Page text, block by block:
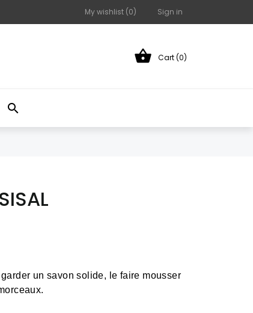
My wishlist (0) Sign in
 Cart (0)

un savon solide, le faire mousser